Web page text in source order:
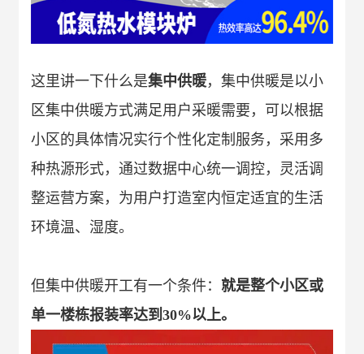
这里讲一下什么是集中供暖，集中供暖是以小
区集中供暖方式满足用户采暖需要，可以根据
小区的具体情况实行个性化定制服务，采用多
种热源形式，通过数据中心统一调控，灵活调
整运营方案，为用户打造室内恒定适宜的生活
环境温、湿度。
但集中供暖开工有一个条件： 就是整个小区或
单一楼栋报装率达到 30%以上。